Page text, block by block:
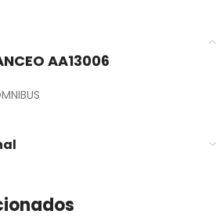
AA13006